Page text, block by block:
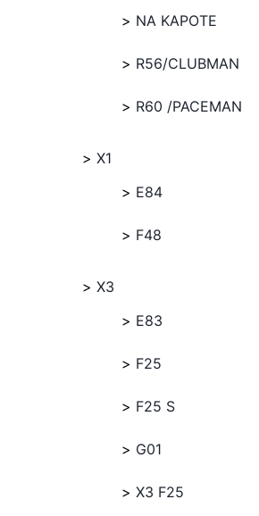
NA KAPOTE
R56/CLUBMAN
R60 /PACEMAN
X1
E84
F48
X3
E83
F25
F25 S
G01
X3 F25